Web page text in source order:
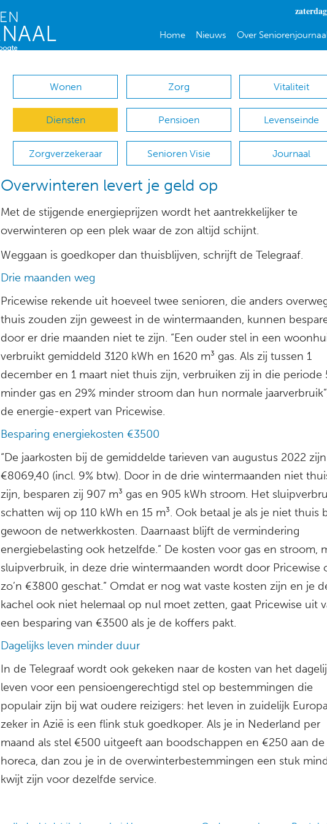
Home Nieuws Over
Wonen Zorg Vitaliteit
Diensten Pensioen Levenseinde
Zorgverzekeraar Senioren Visie Journaal
Overwinteren levert je geld op
Met de stijgende energieprijzen wordt het aantrekkelijker te
overwinteren op een plek waar de zon altijd schijnt.
Weggaan is goedkoper dan thuisblijven, schrijft de Telegraaf.
Drie maanden weg
Pricewise rekende uit hoeveel twee senioren, die anders
thuis zouden zijn geweest in de wintermaanden, kunnen
door er drie maanden niet te zijn. “Een ouder stel in een
verbruikt gemiddeld 3120 kWh en 1620 m³ gas. Als zij tussen 1
december en 1 maart niet thuis zijn, verbruiken zij in die periode
minder gas en 29% minder stroom dan hun normale
de energie-expert van Pricewise.
Besparing energiekosten €3500
“De jaarkosten bij de gemiddelde tarieven van augustus 2022 zijn
€8069,40 (incl. 9% btw). Door in de drie wintermaanden niet
zijn, besparen zij 907 m³ gas en 905 kWh stroom. Het
schatten wij op 110 kWh en 15 m³. Ook betaal je als je niet thuis
gewoon de netwerkkosten. Daarnaast blijft de vermindering
energiebelasting ook hetzelfde.” De kosten voor gas en stroom,
sluipverbruik, in deze drie wintermaanden wordt door Pricewise
zo’n €3800 geschat.” Omdat er nog wat vaste kosten zijn en je
kachel ook niet helemaal op nul moet zetten, gaat Pricewise uit
een besparing van €3500 als je de koffers pakt.
Dagelijks leven minder duur
In de Telegraaf wordt ook gekeken naar de kosten van het
leven voor een pensioengerechtigd stel op bestemmingen die
populair zijn bij wat oudere reizigers: het leven in zuidelijk
zeker in Azië is een flink stuk goedkoper. Als je in Nederland per
maand als stel €500 uitgeeft aan boodschappen en €250 aan de
horeca, dan zou je in de overwinterbestemmingen een stuk
kwijt zijn voor dezelfde service.